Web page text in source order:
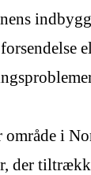
område i
der